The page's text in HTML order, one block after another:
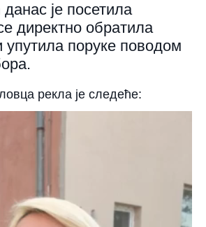
је посетила
директно обратила
упутила поруке поводом
рекла је следеће: